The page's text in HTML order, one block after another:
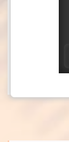
aziende